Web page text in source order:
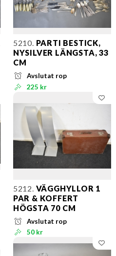
5210. PARTI BESTICK,
NYSILVER LÄNGSTA, 33
CM
Avslutat rop
225 kr
5212. VÄGGHYLLOR 1
PAR & KOFFERT
HÖGSTA 70 CM
Avslutat rop
50 kr